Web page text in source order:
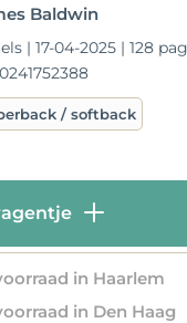
Baldwin
| 17-04-2025 | 128
/ softback
in Haarlem
in Den Haag